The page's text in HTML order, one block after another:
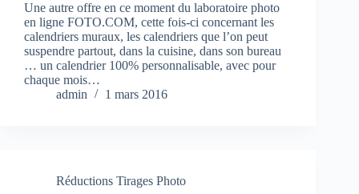
Une autre offre en ce moment du laboratoire photo
en ligne FOTO.COM, cette fois-ci concernant les
calendriers muraux, les calendriers que l’on peut
suspendre partout, dans la cuisine, dans son bureau
… un calendrier 100% personnalisable, avec pour
chaque mois…
admin
1 mars 2016
Réductions Tirages Photo